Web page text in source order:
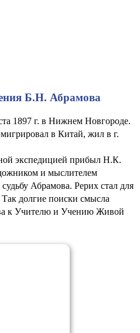
Б.Н. Абрамова
1897 г. в Нижнем Новгороде.
в Китай, жил в г.
экспедицией прибыл Н.К.
и мыслителем
Абрамова. Рерих стал для
долгие поиски смысла
к Учителю и Учению Живой